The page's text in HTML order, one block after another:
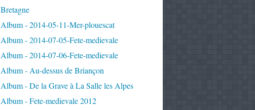
Bretagne
Album - 2014-05-11-Mer-plouescat
Album - 2014-07-05-Fete-medievale
Album - 2014-07-06-Fete-medievale
Album - Au-dessus de Briançon
Album - De la Grave à La Salle les Alpes
Album - Fete-medievale 2012